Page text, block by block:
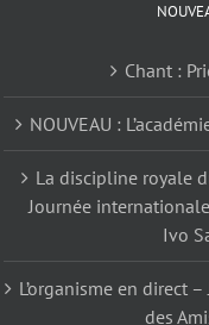
Chant :
NOUVEAU :
La discipline royale
Journée
Ivo
L’organisme en direct
des